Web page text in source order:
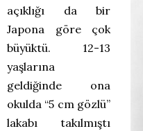
açıklığı da bir
Japona göre çok
büyüktü. 12-13
yaşlarına
geldiğinde ona
okulda “5 cm gözlü”
lakabı takılmıştı